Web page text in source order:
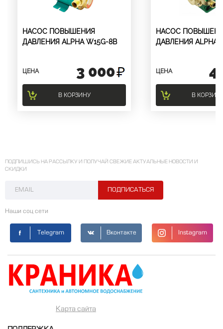
НАСОС ПОВЫШЕНИЯ
ДАВЛЕНИЯ ALPHA W15G-8B
ЦЕНА 3 000
В КОРЗИНУ
НАСОС
ДАВЛЕНИЯ ALPHA
ЦЕНА 4
В
ПОДПИШИСЬ НА РАССЫЛКУ И ПОЛУЧАЙ СВЕЖИЕ АКТУАЛЬНЫЕ НОВОСТИ И
СКИДКИ
Наши соц сети
Telegram Вконтакте Instagram
Карта сайта